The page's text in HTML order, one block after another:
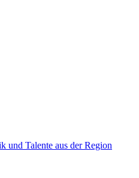
und Talente aus der Region